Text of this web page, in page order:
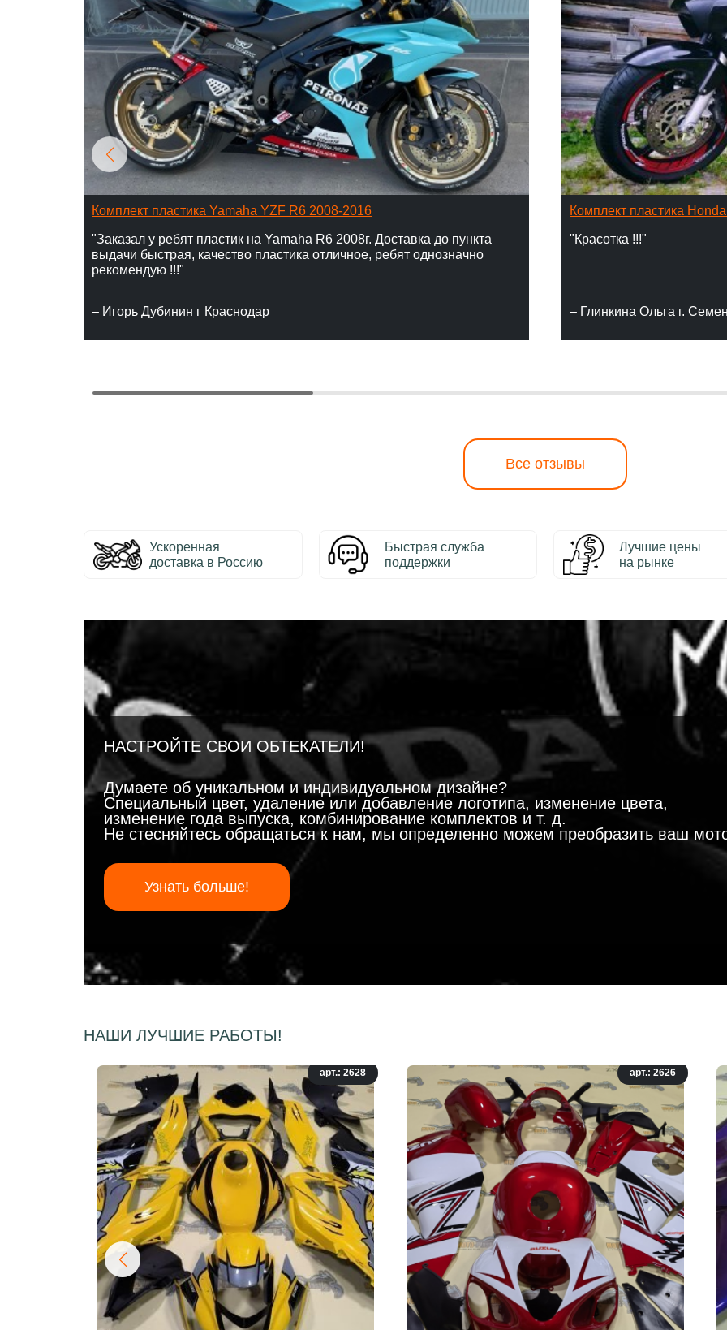
Комплект пластика Yamaha YZF R6 2008-2016
"Заказал у ребят пластик на Yamaha R6 2008г. Доставка до пункта
выдачи быстрая, качество пластика отличное, ребят однозначно
рекомендую !!!"
– Игорь Дубинин г Краснодар
Комплект пластика
"Красотка !!!"
– Глинкина Ольга г.
Все отзывы
Ускоренная
доставка в Россию
Быстрая служба
поддержки
Лучшие цены
на рынке
НАСТРОЙТЕ СВОИ ОБТЕКАТЕЛИ!
Думаете об уникальном и индивидуальном дизайне?
Специальный цвет, удаление или добавление логотипа, изменение цвета,
изменение года выпуска, комбинирование комплектов и т. д.
Не стесняйтесь обращаться к нам, мы определенно можем преобразить ваш
Узнать больше!
НАШИ ЛУЧШИЕ РАБОТЫ!
арт.: 2628 арт.: 2626